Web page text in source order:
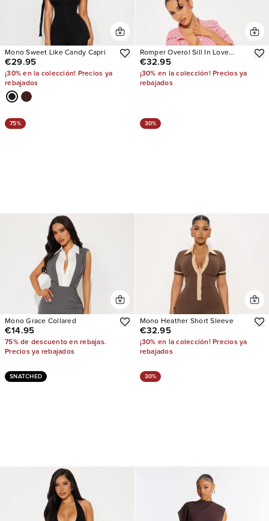
Mono Sweet Like Candy Capri
€29.95
¡30% en la colección! Precios ya
rebajados
Romper Overol Sill In Love
Gingham
€32.95
¡30% en la colección! Precios ya
rebajados
75%
Mono Grace Collared
€14.95
75% de descuento en rebajas.
Precios ya rebajados
30%
Mono Heather Short Sleeve
€32.95
¡30% en la colección! Precios ya
rebajados
SNATCHED 30%